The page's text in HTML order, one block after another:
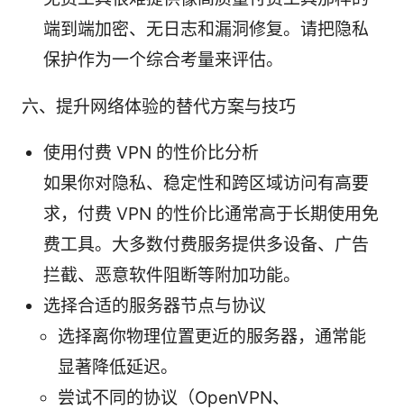
端到端加密、无日志和漏洞修复。请把隐私
保护作为一个综合考量来评估。
六、提升网络体验的替代方案与技巧
使用付费 VPN 的性价比分析
如果你对隐私、稳定性和跨区域访问有高要
求，付费 VPN 的性价比通常高于长期使用免
费工具。大多数付费服务提供多设备、广告
拦截、恶意软件阻断等附加功能。
选择合适的服务器节点与协议
选择离你物理位置更近的服务器，通常能
显著降低延迟。
尝试不同的协议（OpenVPN、